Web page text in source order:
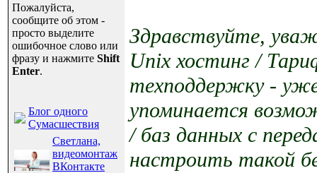
Пожалуйста,
сообщите об этом -
просто выделите
ошибочное слово или
фразу и нажмите Shift
Enter.
Блог одного
Сумасшествия
Светлана,
видеомонтаж
ВКонтакте
Здравствуйте,
Unix хостинг /
техподдержку -
упоминается
/ баз данных с
настроить такой